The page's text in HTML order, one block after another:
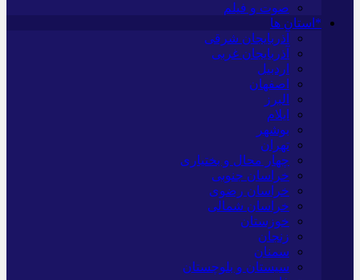
صوت و فیلم
*استان ها
آذربایجان شرقی
آذربایجان غربی
اردبیل
اصفهان
البرز
ایلام
بوشهر
تهران
چهار محال و بختیاری
خراسان جنوبی
خراسان رضوی
خراسان شمالی
خوزستان
زنجان
سمنان
سیستان و بلوچستان